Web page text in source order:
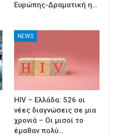
Ευρώπης-Δραματική η…
NEWS
HIV – Ελλάδα: 526 οι
νέες διαγνώσεις σε μια
χρονιά – Οι μισοί το
έμαθαν πολύ…